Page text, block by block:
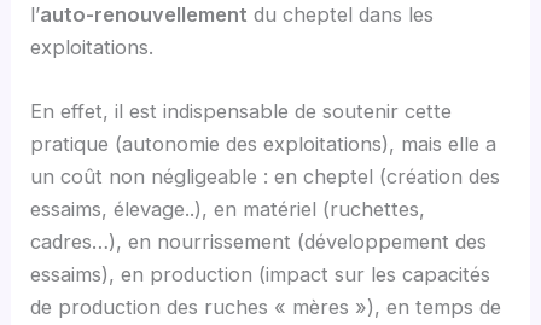
l’auto-renouvellement du cheptel dans les
exploitations.
En effet, il est indispensable de soutenir cette
pratique (autonomie des exploitations), mais elle a
un coût non négligeable : en cheptel (création des
essaims, élevage..), en matériel (ruchettes,
cadres…), en nourrissement (développement des
essaims), en production (impact sur les capacités
de production des ruches « mères »), en temps de